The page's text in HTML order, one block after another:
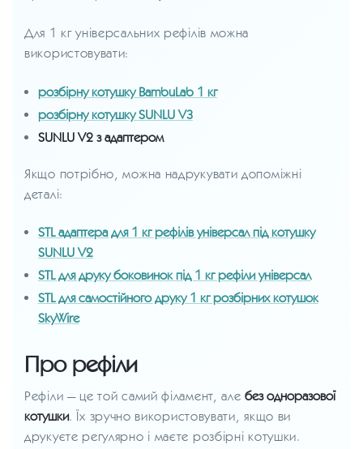
Для 1 кг універсальних рефілів можна
використовувати:
розбірну котушку BambuLab 1 кг
розбірну котушку SUNLU V3
SUNLU V2 з адаптером
Якщо потрібно, можна надрукувати допоміжні
деталі:
STL адаптера для 1 кг рефілів універсал під котушку
SUNLU V2
STL для друку боковинок під 1 кг рефіли універсал
STL для самостійного друку 1 кг розбірних котушок
SkyWire
Про рефіли
Рефіли — це той самий філамент, алебез одноразової
котушки. Їх зручно використовувати, якщо ви
друкуєте регулярно і маєте розбірні котушки.